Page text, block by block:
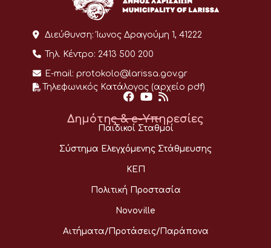
Διεύθυνση: Ίωνος Δραγούμη 1, 41222
Τηλ. Κέντρο: 2413 500 200
E-mail: protokolo@larissa.gov.gr
Τηλεφωνικός Κατάλογος (αρχείο pdf)
Δημότης & e-Υπηρεσίες
Παιδικοί Σταθμοί
Σύστημα Ελεγχόμενης Στάθμευσης
ΚΕΠ
Πολιτική Προστασία
Novoville
Αιτήματα/Προτάσεις/Παράπονα